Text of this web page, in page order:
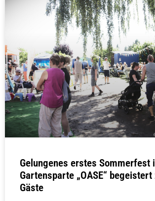
Gelungenes erstes Sommerfest
Gartensparte „OASE“
Gäste